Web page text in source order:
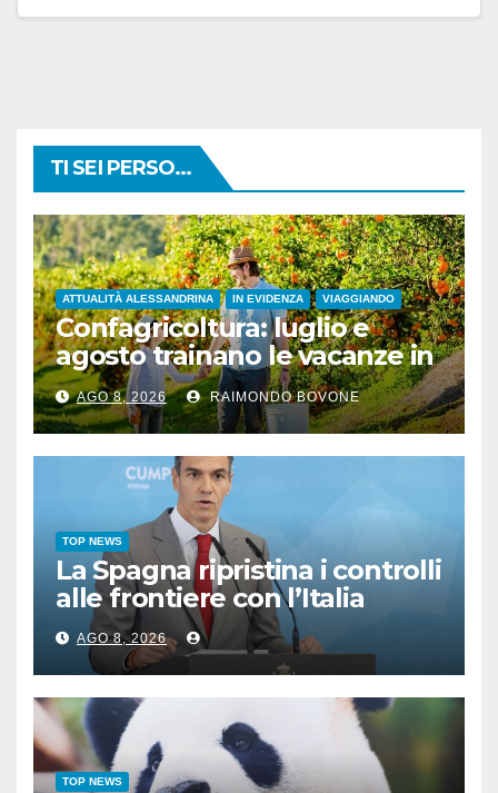
TI SEI PERSO...
ATTUALITÀ ALESSANDRINA IN EVIDENZA VIAGGIANDO
Confagricoltura: luglio e
agosto trainano le vacanze in
campagna, settembre
promette bene
AGO 8, 2026 RAIMONDO BOVONE
TOP NEWS
La Spagna ripristina i controlli
alle frontiere con l’Italia
AGO 8, 2026
TOP NEWS